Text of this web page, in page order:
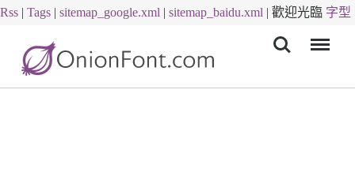
Rss | Tags | sitemap_google.xml | sitemap_baidu.xml | 歡迎光臨 字型